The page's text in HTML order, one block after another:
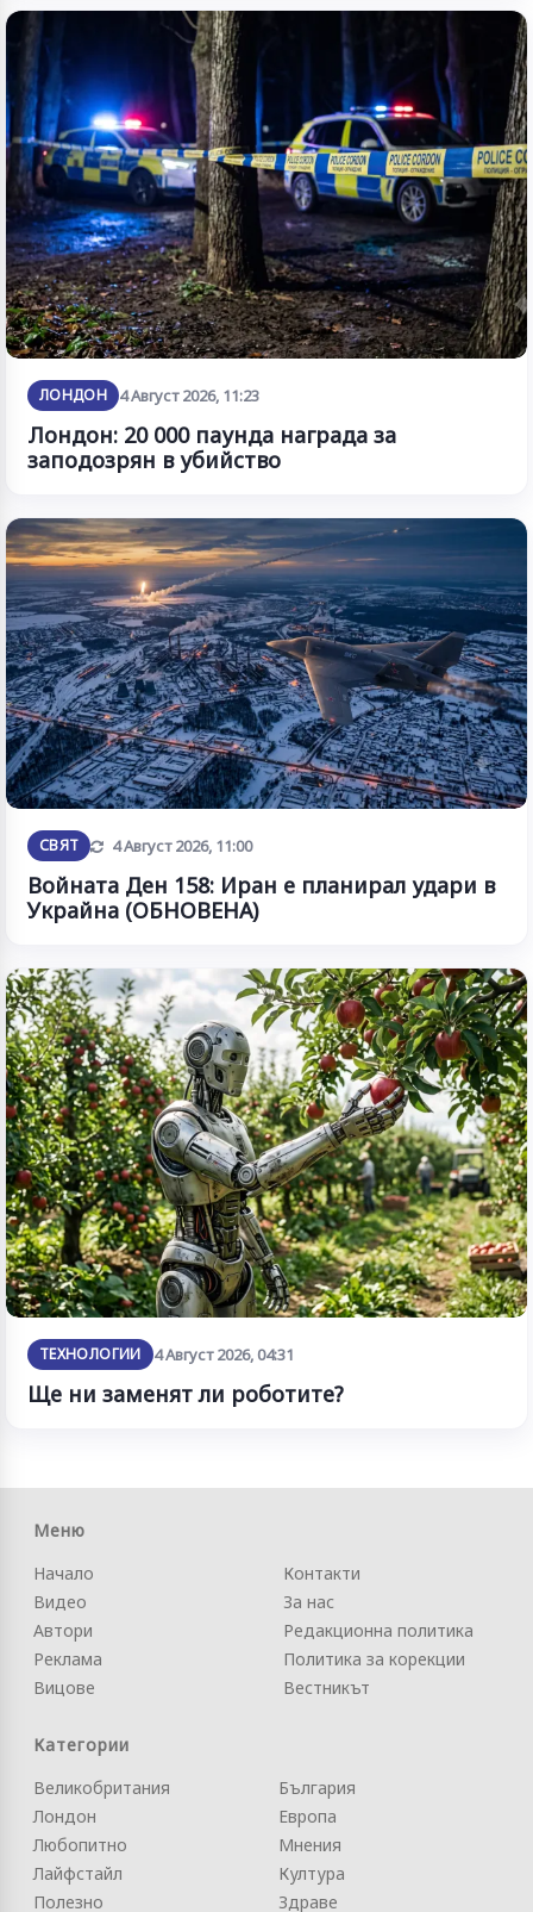
ЛОНДОН 4 Август 2026, 11:23
Лондон: 20 000 паунда награда за
заподозрян в убийство
СВЯТ Обновена
4 Август 2026, 11:00
Войната Ден 158: Иран е планирал удари в
Украйна (ОБНОВЕНА)
ТЕХНОЛОГИИ 4 Август 2026, 04:31
Ще ни заменят ли роботите?
Меню
Начало
Видео
Автори
Реклама
Вицове
Контакти
За нас
Редакционна политика
Политика за корекции
Вестникът
Категории
Великобритания
Лондон
Любопитно
Лайфстайл
Полезно
България
Европа
Мнения
Култура
Здраве